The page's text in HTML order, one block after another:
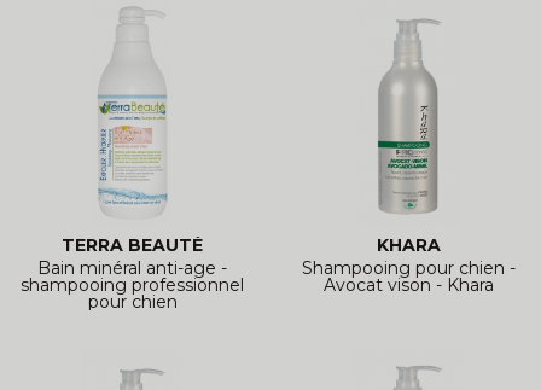
TERRA BEAUTÉ
Bain minéral anti-age -
shampooing professionnel
pour chien
KHARA
Shampooing pour chien -
Avocat vison - Khara